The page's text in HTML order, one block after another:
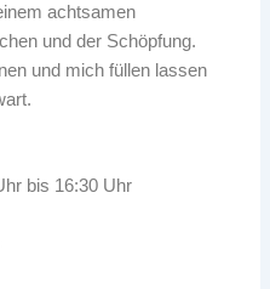
achtsamen
und der Schöpfung.
und mich füllen lassen
bis 16:30 Uhr